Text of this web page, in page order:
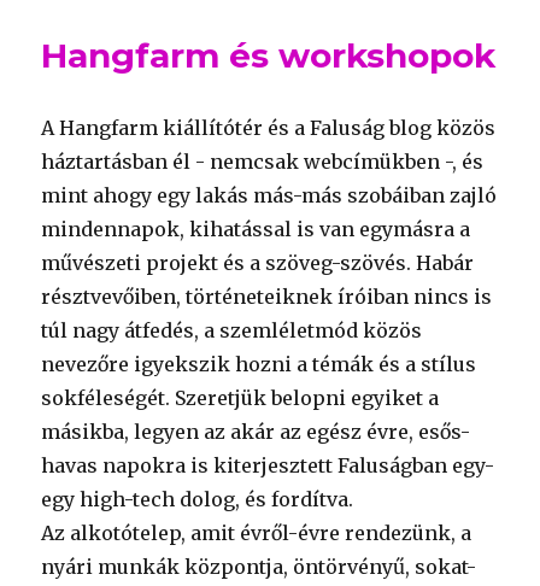
Hangfarm és workshopok
A Hangfarm kiállítótér és a Faluság blog közös
háztartásban él - nemcsak webcímükben -, és
mint ahogy egy lakás más-más szobáiban zajló
mindennapok, kihatással is van egymásra a
művészeti projekt és a szöveg-szövés. Habár
résztvevőiben, történeteiknek íróiban nincs is
túl nagy átfedés, a szemléletmód közös
nevezőre igyekszik hozni a témák és a stílus
sokféleségét. Szeretjük belopni egyiket a
másikba, legyen az akár az egész évre, esős-
havas napokra is kiterjesztett Faluságban egy-
egy high-tech dolog, és fordítva.
Az alkotótelep, amit évről-évre rendezünk, a
nyári munkák központja, öntörvényű, sokat-